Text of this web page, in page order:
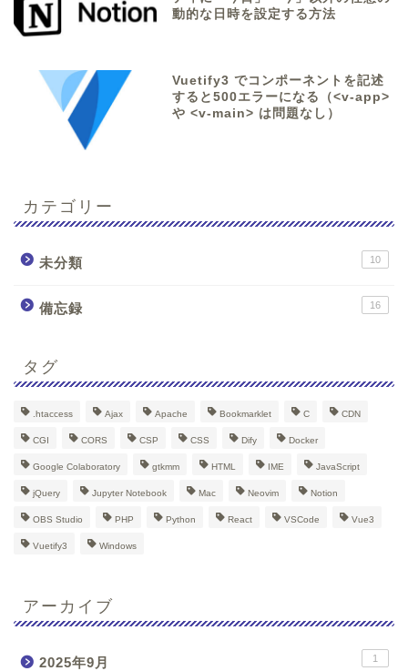
動的な日時を設定する方法
Vuetify3 でコンポーネントを記述
すると500エラーになる（<v-app>
や <v-main> は問題なし）
カテゴリー
未分類 10
備忘録 16
タグ
.htaccess Ajax Apache Bookmarklet C CDN
CGI CORS CSP CSS Dify Docker
Google Colaboratory gtkmm HTML IME JavaScript
jQuery Jupyter Notebook Mac Neovim Notion
OBS Studio PHP Python React VSCode Vue3
Vuetify3 Windows
アーカイブ
2025年9月 1